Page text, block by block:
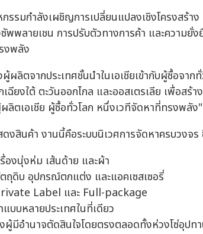
รรมกำลังเผชิญการเปลี่ยนแปลงเชิงโครงสร้า
พพลายเชน การปรับตัวทางการค้า และความ
งพลัง
ผู้ผลิตจากประเทศชั้นนำในเอเชียเข้ากับผู้ซื้อจาก
เฉียงใต้ ตะวันออกไกล และออสเตรเลีย เพื่อสร้
ตเอเชีย ผู้ซื้อทั่วโลก หนึ่งเวทีจัดหาที่ทรงพลัง"
งสินค้า งานนี้คือระบบนิเวศการจัดหาครบวงจร
องนุ่งห่ม เส้นด้าย และผ้า
ถุดิบ อุปกรณ์ตกแต่ง และแอคเซสเซอรี่
Label และ Full-package
บบหลายประเทศในที่เดียว
งผู้มีอำนาจตัดสินใจโดยตรงตลอดทั้งห่วงโซ่อุปท